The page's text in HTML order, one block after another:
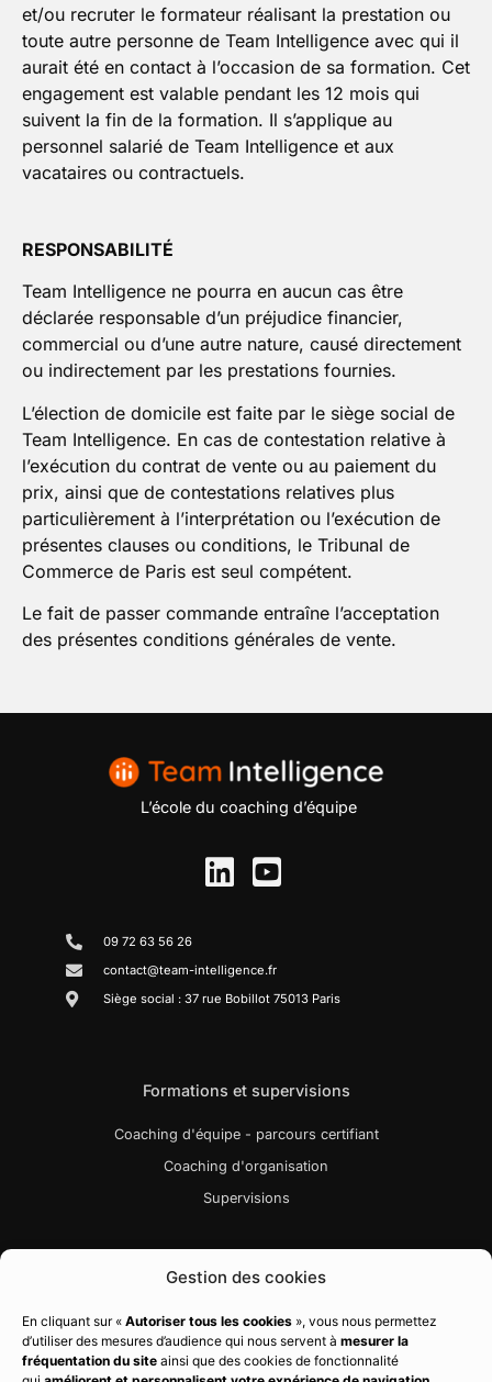
Gestion des cookies
En cliquant sur « Autoriser tous les cookies », vous nous permettez
d’utiliser des mesures d’audience qui nous servent à mesurer la
fréquentation du site ainsi que des cookies de fonctionnalité
et/ou recruter le formateur réalisant la prestation ou
toute autre personne de Team Intelligence avec qui il
aurait été en contact à l’occasion de sa formation. Cet
engagement est valable pendant les 12 mois qui
suivent la fin de la formation. Il s’applique au
personnel salarié de Team Intelligence et aux
vacataires ou contractuels.
RESPONSABILITÉ
Team Intelligence ne pourra en aucun cas être
déclarée responsable d’un préjudice financier,
commercial ou d’une autre nature, causé directement
ou indirectement par les prestations fournies.
L’élection de domicile est faite par le siège social de
Team Intelligence. En cas de contestation relative à
l’exécution du contrat de vente ou au paiement du
prix, ainsi que de contestations relatives plus
particulièrement à l’interprétation ou l’exécution de
présentes clauses ou conditions, le Tribunal de
Commerce de Paris est seul compétent.
Le fait de passer commande entraîne l’acceptation
des présentes conditions générales de vente.
L’école du coaching d’équipe
09 72 63 56 26
contact@team-intelligence.fr
Siège social : 37 rue Bobillot 75013 Paris
Formations et supervisions
Coaching d'équipe - parcours certifiant
Coaching d'organisation
Supervisions
Liens utiles
Bibliographie
Charte qualité
Règlement intérieur